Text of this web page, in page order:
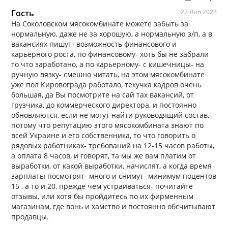
Гость 27 Лип 2023
На Соколовском мясокомбинате можете забыть за
нормальную, даже не за хорошую, а нормальную з/п, а в
вакансиях пишут- возможность финансового и
карьерного роста, по финансовому- хоть бы не забрали
то что заработано, а по карьерному- с кишечницы- на
ручную вязку- смешно читать, на этом мясокомбинате
уже пол Кировограда работало, текучка кадров очень
большая, да Вы посмотрите на сай тах вакансий, от
грузчика, до коммерческого директора, и постоянно
обновляются, если не могут найти руководящий состав,
потому что репутацию этого мясокомбината знают по
всей Украине и его собственника, то что говорить о
рядовых работниках- требований на 12-15 часов работы,
а оплата 8 часов, и говорят, та мы же вам платим от
выработки, от какой выработки, начислят, а когда время
зарплаты посмотрят- много и снимут- минимум поцентов
15 , а то и 20, прежде чем устраиваться- почитайте
отзывы, или хотя бы пройдитесь по их фирменным
магазинам, где вонь и хамство и постоянно обсчитывают
продавцы.